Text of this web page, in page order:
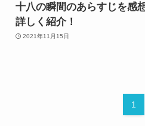
十八の瞬間のあらすじを感
詳しく紹介！
2021年11月15日
1